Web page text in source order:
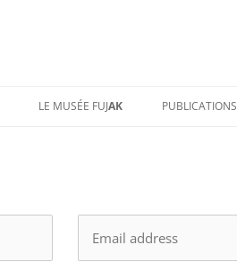
LE MUSÉE FUJAK PUBLICATIONS